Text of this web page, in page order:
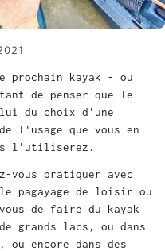
prochain kayak - ou
de penser que le
du choix d'une
l'usage que vous en
l'utiliserez.
pratiquer avec
le pagayage de loisir ou
de faire du kayak
grands lacs, ou dans
ou encore dans des